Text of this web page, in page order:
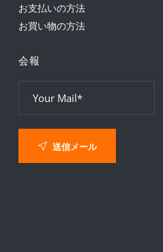
お支払いの方法
お買い物の方法
会報
送信メール